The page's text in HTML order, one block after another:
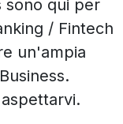
sono qui per
/ Fintech
un'ampia